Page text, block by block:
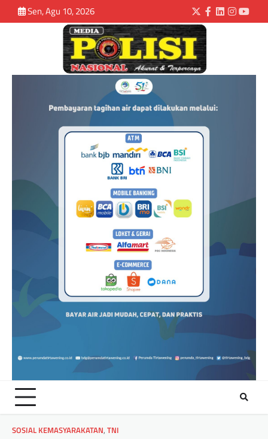
Sen, Agu 10, 2026
SOSIAL KEMASYARAKATAN, TNI